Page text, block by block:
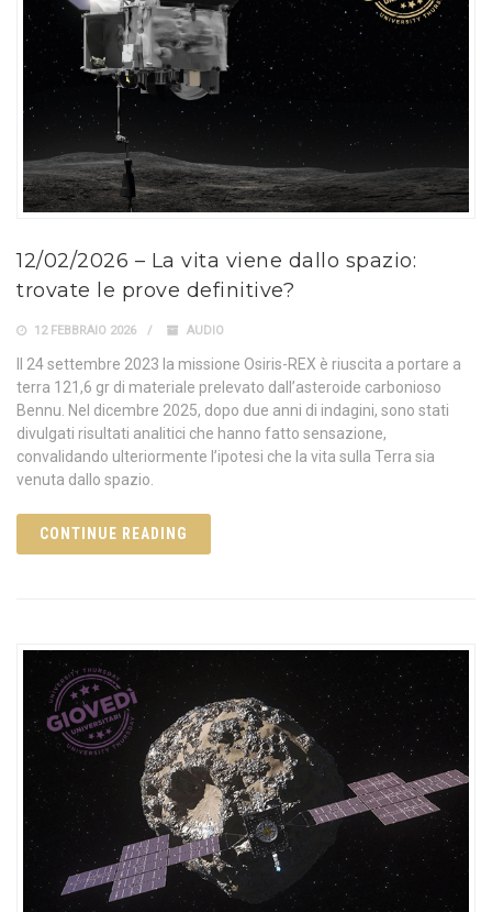
12/02/2026 – La vita viene dallo spazio:
trovate le prove definitive?
12 FEBBRAIO 2026 AUDIO
Il 24 settembre 2023 la missione Osiris-REX è riuscita a portare a
terra 121,6 gr di materiale prelevato dall’asteroide carbonioso
Bennu. Nel dicembre 2025, dopo due anni di indagini, sono stati
divulgati risultati analitici che hanno fatto sensazione,
convalidando ulteriormente l’ipotesi che la vita sulla Terra sia
venuta dallo spazio.
CONTINUE READING